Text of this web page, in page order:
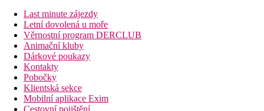
Zdarma:
windsurfing, kajaky, šnorchlování, stolní tenis,
plážový volejbal, tenis (míčky za poplatek), horská kola,
fitness centrum.
Za poplatek:potápění, rybaření, v blízkosti hotelu se
nachází 18jamkové golfové hřiště.
Děti
TamTam dětský klub (3–12 let).
Studio 17 klub pro teenagery 12-17 let.
Last minute zájezdy
Letní dovolená u moře
Věrnostní program DERCLUB
Animační kluby
Dárkové poukazy
Kontakty
Pobočky
Klientská sekce
Mobilní aplikace Exim
Cestovní pojištění